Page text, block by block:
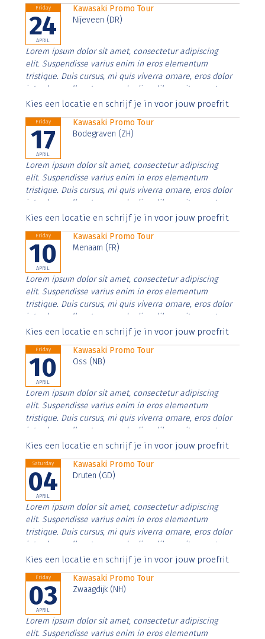
Friday
24
APRIL
Kawasaki Promo Tour
Nijeveen (DR)
Lorem ipsum dolor sit amet, consectetur adipiscing
elit. Suspendisse varius enim in eros elementum
tristique. Duis cursus, mi quis viverra ornare, eros dolor
interdum nulla, ut commodo diam libero vitae erat.
Aenean faucibus nibh et justo cursus id rutrum lorem
Kies een locatie en schrijf je in voor jouw proefrit
Friday
17
APRIL
Kawasaki Promo Tour
Bodegraven (ZH)
Lorem ipsum dolor sit amet, consectetur adipiscing
elit. Suspendisse varius enim in eros elementum
tristique. Duis cursus, mi quis viverra ornare, eros dolor
interdum nulla, ut commodo diam libero vitae erat.
Aenean faucibus nibh et justo cursus id rutrum lorem
Kies een locatie en schrijf je in voor jouw proefrit
Friday
10
APRIL
Kawasaki Promo Tour
Menaam (FR)
Lorem ipsum dolor sit amet, consectetur adipiscing
elit. Suspendisse varius enim in eros elementum
tristique. Duis cursus, mi quis viverra ornare, eros dolor
interdum nulla, ut commodo diam libero vitae erat.
Aenean faucibus nibh et justo cursus id rutrum lorem
Kies een locatie en schrijf je in voor jouw proefrit
Friday
10
APRIL
Kawasaki Promo Tour
Oss (NB)
Lorem ipsum dolor sit amet, consectetur adipiscing
elit. Suspendisse varius enim in eros elementum
tristique. Duis cursus, mi quis viverra ornare, eros dolor
interdum nulla, ut commodo diam libero vitae erat.
Aenean faucibus nibh et justo cursus id rutrum lorem
Kies een locatie en schrijf je in voor jouw proefrit
Saturday
04
APRIL
Kawasaki Promo Tour
Druten (GD)
Lorem ipsum dolor sit amet, consectetur adipiscing
elit. Suspendisse varius enim in eros elementum
tristique. Duis cursus, mi quis viverra ornare, eros dolor
interdum nulla, ut commodo diam libero vitae erat.
Aenean faucibus nibh et justo cursus id rutrum lorem
Kies een locatie en schrijf je in voor jouw proefrit
Friday
03
APRIL
Kawasaki Promo Tour
Zwaagdijk (NH)
Lorem ipsum dolor sit amet, consectetur adipiscing
elit. Suspendisse varius enim in eros elementum